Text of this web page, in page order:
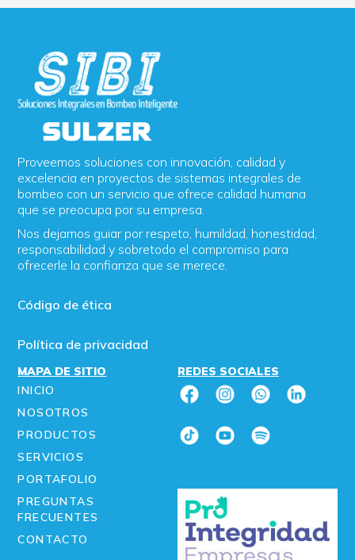
Proveemos soluciones con innovación, calidad y
excelencia en proyectos de sistemas integrales de
bombeo con un servicio que ofrece calidad humana
que se preocupa por su empresa.
Nos dejamos guiar por respeto, humildad, honestidad,
responsabilidad y sobretodo el compromiso para
ofrecerle la confianza que se merece.
Código de ética
Política de privacidad
MAPA DE SITIO
INICIO
NOSOTROS
PRODUCTOS
SERVICIOS
PORTAFOLIO
PREGUNTAS
FRECUENTES
CONTACTO
REDES SOCIALES